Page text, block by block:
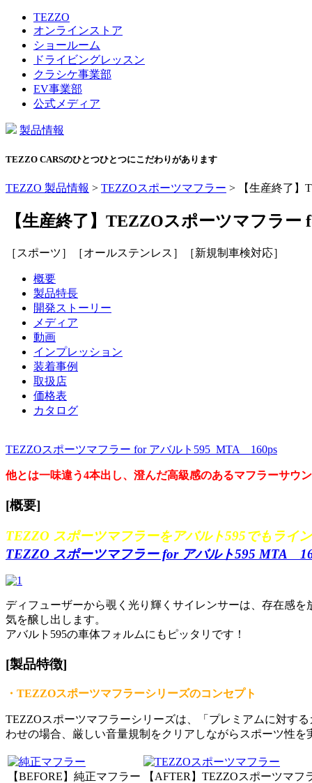
TEZZO
オンラインストア
ショールーム
ドライビングレッスン
クラシケ事業部
EV事業部
公式メディア
製品情報
TEZZO CARSのひとつひとつにこだわりがあります
TEZZO 製品情報 > TEZZOスポーツマフラー > 【生産終了
【生産終了】TEZZOスポーツマフラ
［スポーツ］［オールステンレス］［新規制車検対応］
概要
製品特長
開発ストーリー
メディア
動画
インプレッション
装着事例
取扱店
価格表
カタログ
TEZZOスポーツマフラー for アバルト595 MTA 160ps
他とは一味違う4本出し、澄んだ高級感のあるマフラーサ
[概要]
TEZZO スポーツマフラーをアバルト595でもライ
TEZZO スポーツマフラー for アバルト595 MTA
ディフューザーから覗く光り輝くサイレンサーは、存在感
気を醸し出します。
アバルト595の車体フォルムにもピッタリです！
[製品特徴]
・TEZZOスポーツマフラーシリーズのコンセプト
TEZZOスポーツマフラーシリーズは、「プレミアムに対す
わせの場合、厳しい音量規制をクリアしながらスポーツ性を
【BEFORE】純正マフラー 【AFTER】TEZZOスポーツマフ